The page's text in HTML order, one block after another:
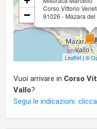
Corso Vittorio
91026 - Mazara del
−
Leaflet | ©
Vuoi arrivare in Corso
Vallo?
Segui le indicazioni: